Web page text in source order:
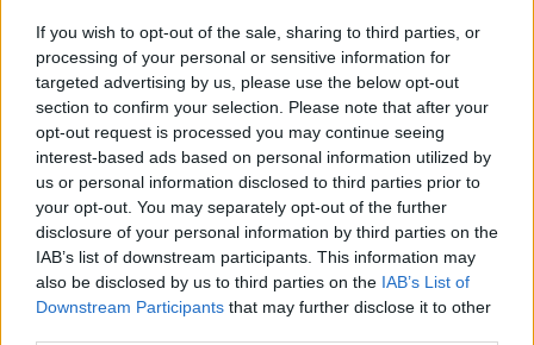
If you wish to opt-out of the sale, sharing to third parties, or
processing of your personal or sensitive information for
targeted advertising by us, please use the below opt-out
section to confirm your selection. Please note that after your
opt-out request is processed you may continue seeing
interest-based ads based on personal information utilized by
us or personal information disclosed to third parties prior to
your opt-out. You may separately opt-out of the further
disclosure of your personal information by third parties on the
IAB’s list of downstream participants. This information may
also be disclosed by us to third parties on the IAB’s List of
Downstream Participants that may further disclose it to other
Gdyby wierzyć autorom epoki romantyzmu i
modernizmu (nie bez powodu zwanego
neoromantyzmem), to całe nasze życie w
każdym momencie wręcz przeniknięte jest przez